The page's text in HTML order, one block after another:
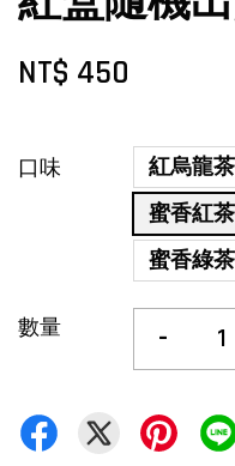
NT$ 450
口味
紅烏龍
蜜香紅
蜜香綠
數量 -